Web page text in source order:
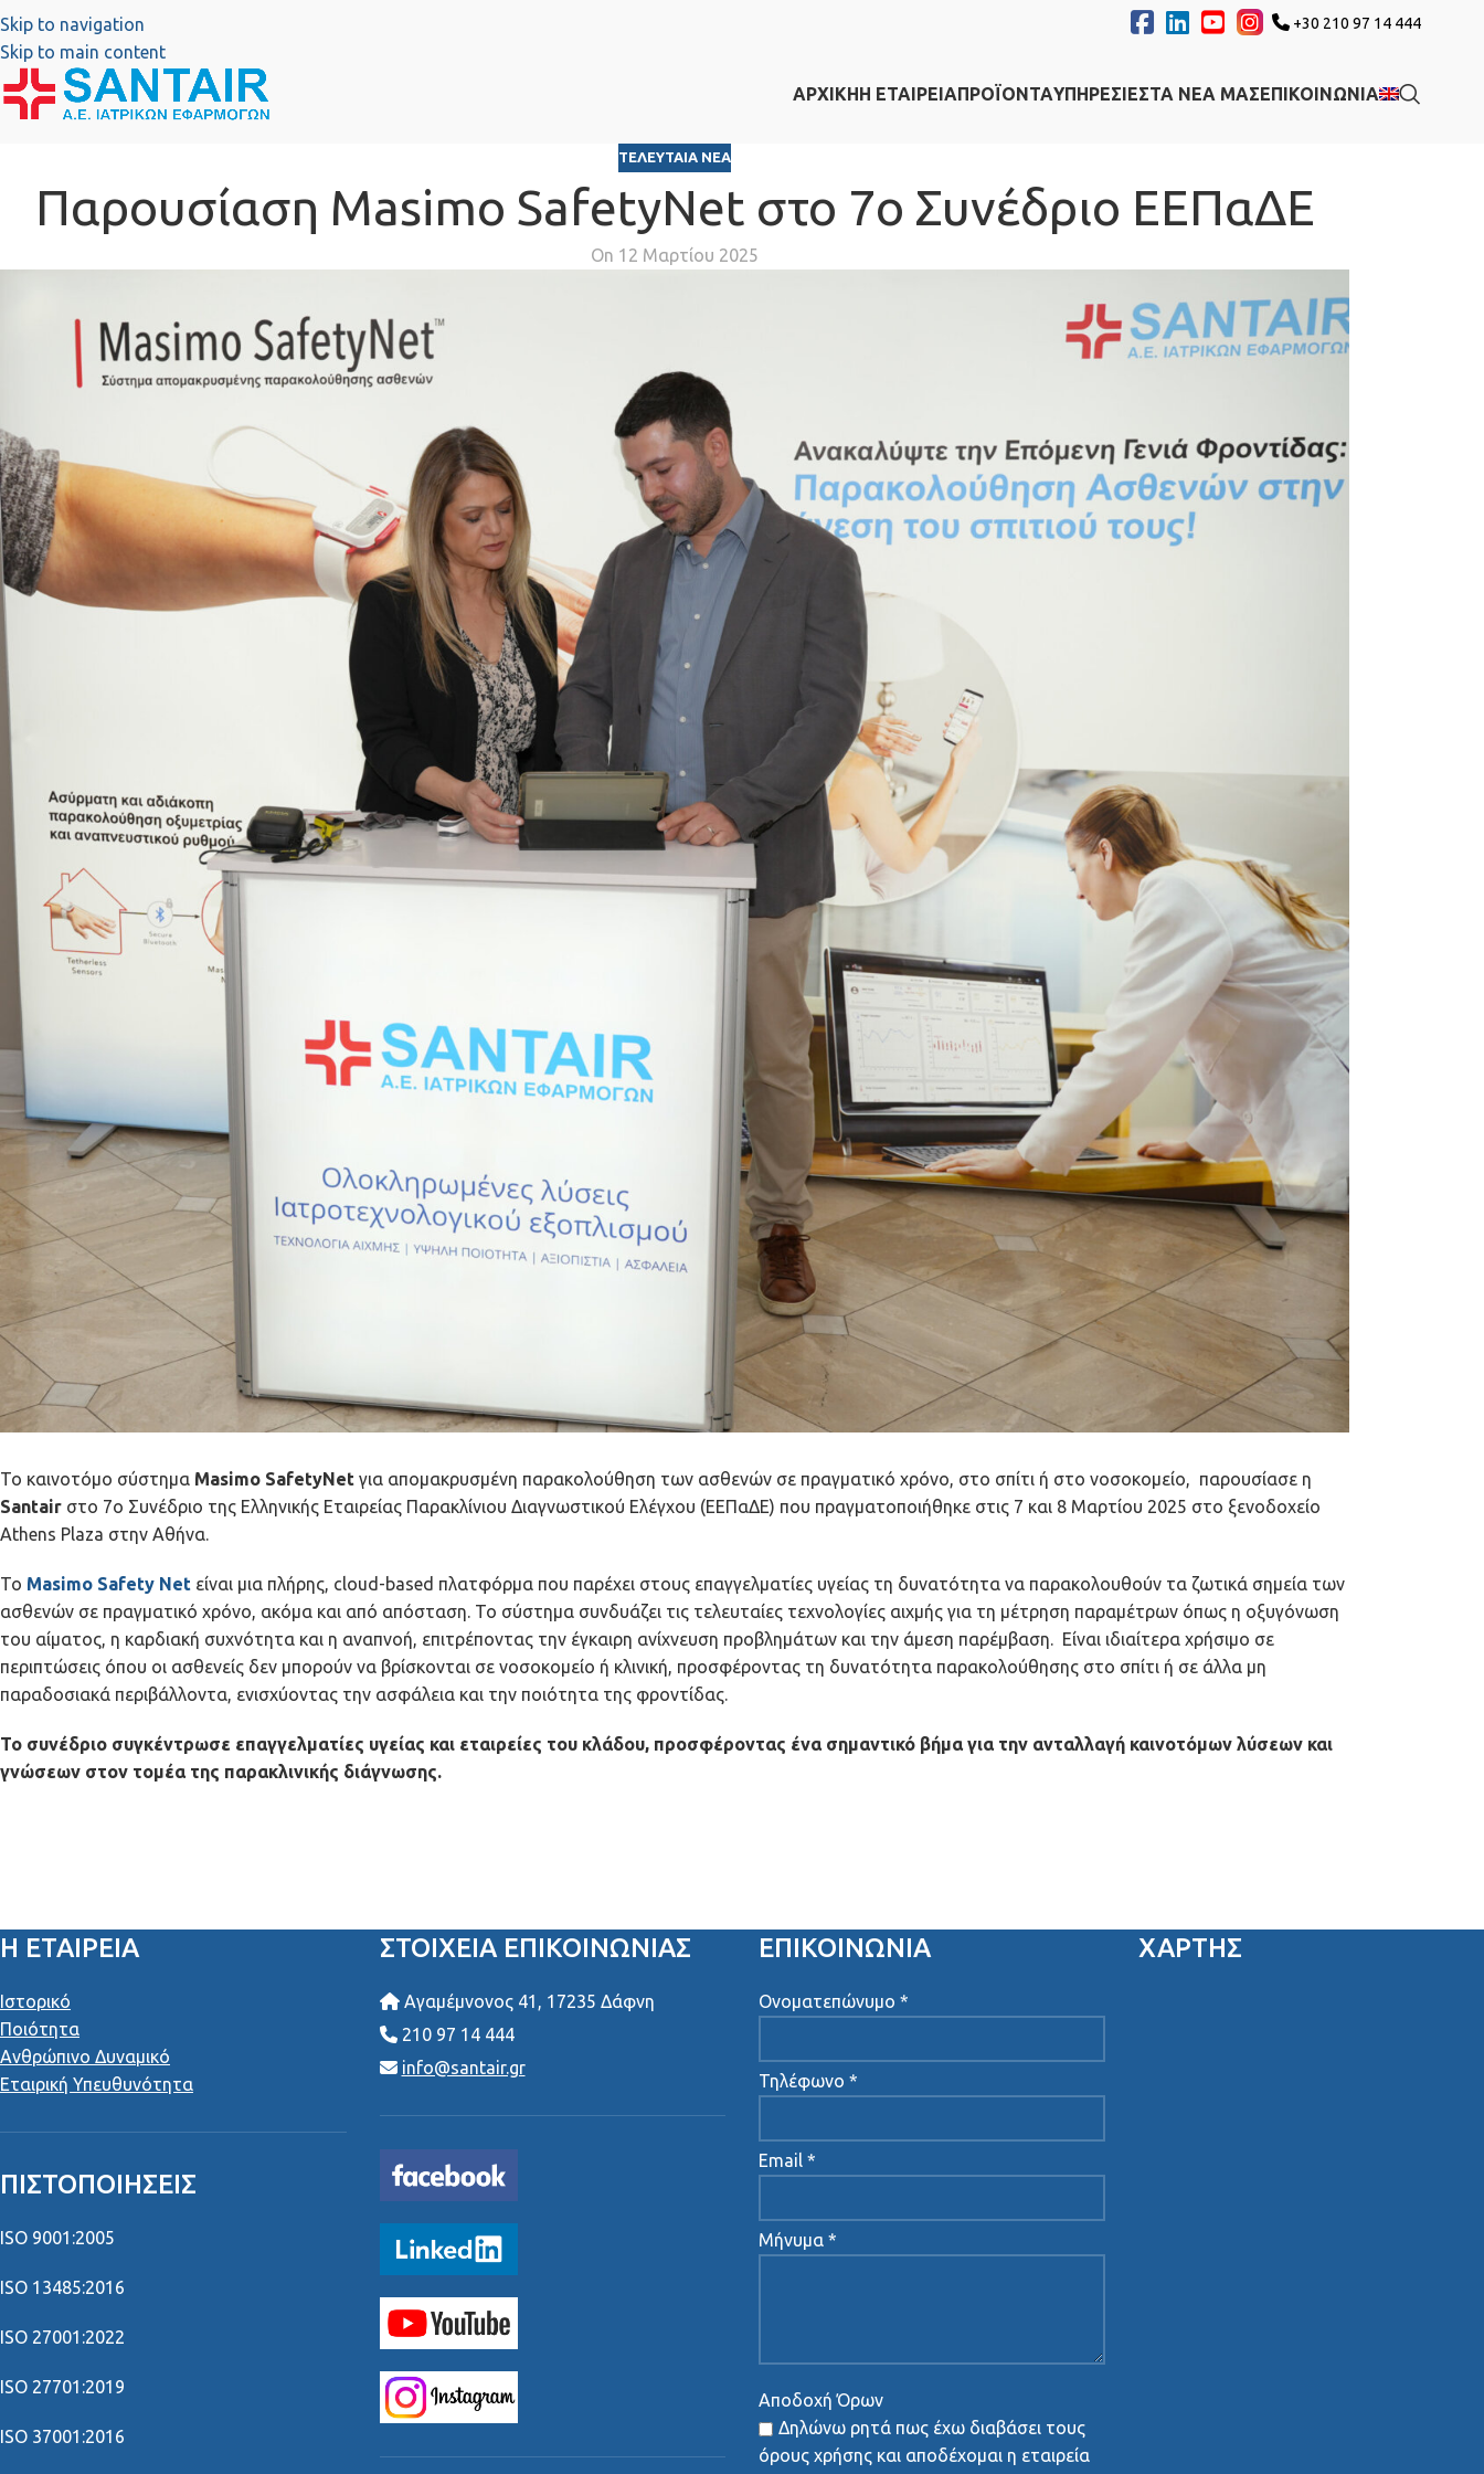
Skip to navigation
Skip to main content
+30 210 97 14 444
ΑΡΧΙΚΗΗ ΕΤΑΙΡΕΙΑΠΡΟΪΟΝΤΑΥΠΗΡΕΣΙΕΣΤΑ ΝΕΑ ΜΑΣΕΠΙΚΟΙΝΩΝΙΑ
ΤΕΛΕΥΤΑΊΑ ΝΈΑ
Παρουσίαση Masimo SafetyNet στο 7ο Συνέδριο ΕΕΠαΔΕ
On 12 Μαρτίου 2025
Το καινοτόμο σύστημα Masimo SafetyNet για απομακρυσμένη παρακολούθηση των ασθενών σε πραγματικό χρόνο, στο σπίτι ή στο νοσοκομείο, παρουσίασε η
Santair στο 7ο Συνέδριο της Ελληνικής Εταιρείας Παρακλίνιου Διαγνωστικού Ελέγχου (ΕΕΠαΔΕ) που πραγματοποιήθηκε στις 7 και 8 Μαρτίου 2025 στο ξενοδοχείο
Athens Plaza στην Αθήνα.
Το Masimo Safety Net είναι μια πλήρης, cloud-based πλατφόρμα που παρέχει στους επαγγελματίες υγείας τη δυνατότητα να παρακολουθούν τα ζωτικά σημεία των
ασθενών σε πραγματικό χρόνο, ακόμα και από απόσταση. Το σύστημα συνδυάζει τις τελευταίες τεχνολογίες αιχμής για τη μέτρηση παραμέτρων όπως η οξυγόνωση
του αίματος, η καρδιακή συχνότητα και η αναπνοή, επιτρέποντας την έγκαιρη ανίχνευση προβλημάτων και την άμεση παρέμβαση. Είναι ιδιαίτερα χρήσιμο σε
περιπτώσεις όπου οι ασθενείς δεν μπορούν να βρίσκονται σε νοσοκομείο ή κλινική, προσφέροντας τη δυνατότητα παρακολούθησης στο σπίτι ή σε άλλα μη
παραδοσιακά περιβάλλοντα, ενισχύοντας την ασφάλεια και την ποιότητα της φροντίδας.
Το συνέδριο συγκέντρωσε επαγγελματίες υγείας και εταιρείες του κλάδου, προσφέροντας ένα σημαντικό βήμα για την ανταλλαγή καινοτόμων λύσεων και
γνώσεων στον τομέα της παρακλινικής διάγνωσης.
Η ΕΤΑΙΡΕΙΑ
Ιστορικό
Ποιότητα
Ανθρώπινο Δυναμικό
Εταιρική Υπευθυνότητα
ΠΙΣΤΟΠΟΙΉΣΕΙΣ
ISO 9001:2005
ISO 13485:2016
ISO 27001:2022
ISO 27701:2019
ISO 37001:2016
ΣΤΟΙΧΕΊΑ ΕΠΙΚΟΙΝΩΝΊΑΣ
Αγαμέμνονος 41, 17235 Δάφνη
210 97 14 444
info@santair.gr
ΕΠΙΚΟΙΝΩΝΙΑ
Ονοματεπώνυμο *
Τηλέφωνο *
Email *
Μήνυμα *
Αποδοχή Όρων
Δηλώνω ρητά πως έχω διαβάσει τους
όρους χρήσης και αποδέχομαι η εταιρεία
ΧΑΡΤΗΣ